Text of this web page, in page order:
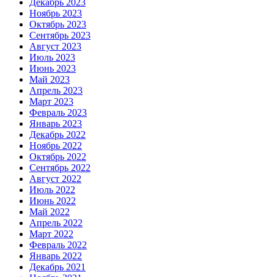
Декабрь 2023
Ноябрь 2023
Октябрь 2023
Сентябрь 2023
Август 2023
Июль 2023
Июнь 2023
Май 2023
Апрель 2023
Март 2023
Февраль 2023
Январь 2023
Декабрь 2022
Ноябрь 2022
Октябрь 2022
Сентябрь 2022
Август 2022
Июль 2022
Июнь 2022
Май 2022
Апрель 2022
Март 2022
Февраль 2022
Январь 2022
Декабрь 2021